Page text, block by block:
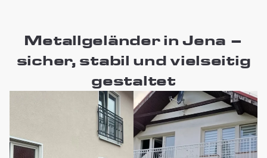
Metallgeländer in Jena –
sicher, stabil und vielseitig
gestaltet